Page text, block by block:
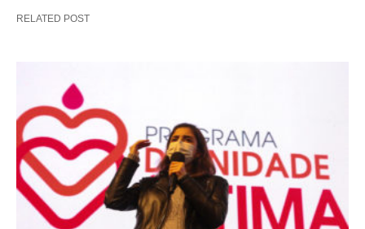
RELATED POST